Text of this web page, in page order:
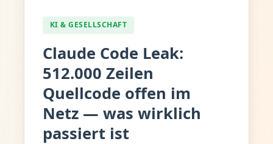
KI & GESELLSCHAFT
Claude Code Leak:
512.000 Zeilen
Quellcode offen im
Netz — was wirklich
passiert ist